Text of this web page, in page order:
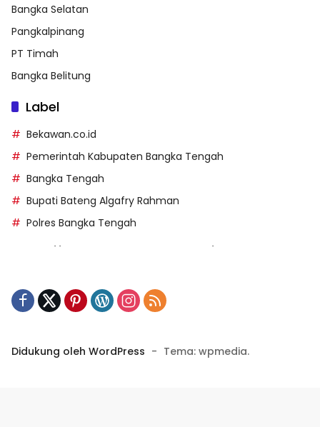
Bangka Selatan
Pangkalpinang
PT Timah
Bangka Belitung
Label
Bekawan.co.id
Pemerintah Kabupaten Bangka Tengah
Bangka Tengah
Bupati Bateng Algafry Rahman
Polres Bangka Tengah
https://kecsitim.sitarokab.go.id/
https://ukpbj.natunakab.go.id/
Didukung oleh WordPress - Tema: wpmedia.